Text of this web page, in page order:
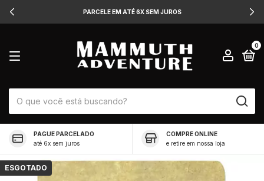
PARCELE EM ATÉ 6X SEM JUROS
0
PAGUE PARCELADO
até 6x sem juros
COMPRE ONLINE
e retire em nossa loja
ESGOTADO